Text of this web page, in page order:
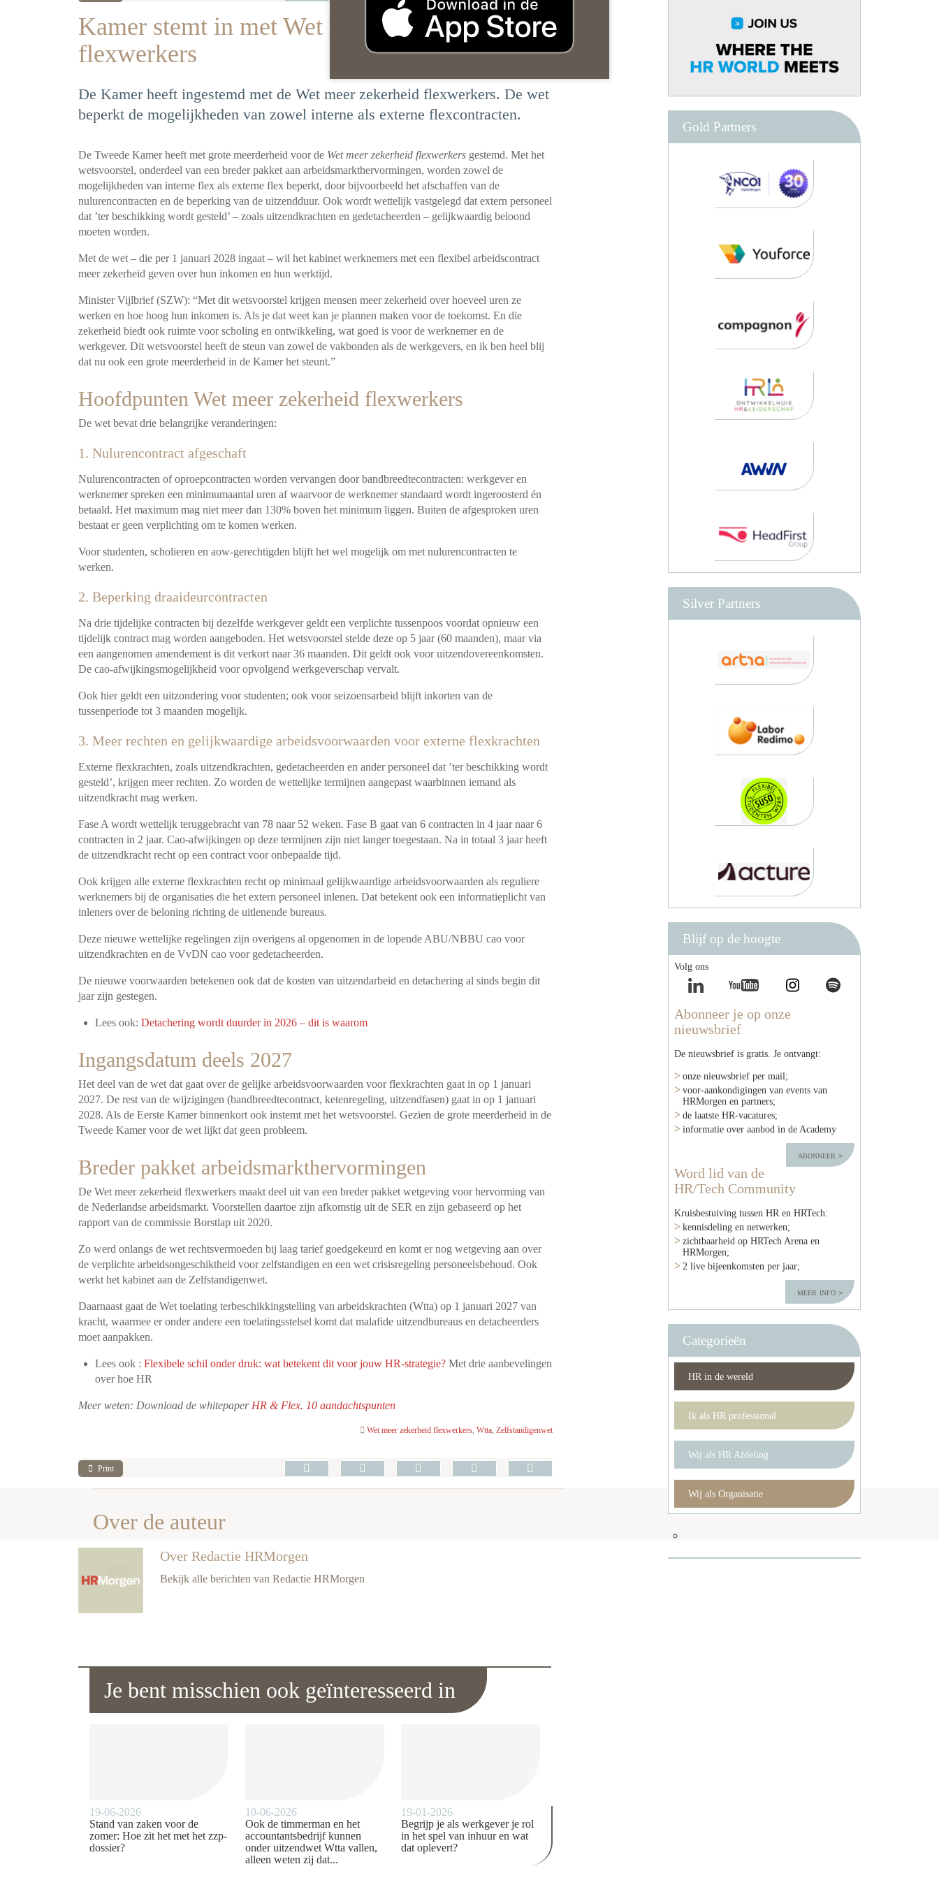
Kamer stemt in met Wet meer zekerheid
flexwerkers
De Kamer heeft ingestemd met de Wet meer zekerheid flexwerkers. De wet
beperkt de mogelijkheden van zowel interne als externe flexcontracten.
De Tweede Kamer heeft met grote meerderheid voor de Wet meer zekerheid flexwerkers gestemd. Met het
wetsvoorstel, onderdeel van een breder pakket aan arbeidsmarkthervormingen, worden zowel de
mogelijkheden van interne flex als externe flex beperkt, door bijvoorbeeld het afschaffen van de
nulurencontracten en de beperking van de uitzendduur. Ook wordt wettelijk vastgelegd dat extern personeel
dat ’ter beschikking wordt gesteld’ – zoals uitzendkrachten en gedetacheerden – gelijkwaardig beloond
moeten worden.
Met de wet – die per 1 januari 2028 ingaat – wil het kabinet werknemers met een flexibel arbeidscontract
meer zekerheid geven over hun inkomen en hun werktijd.
Minister Vijlbrief (SZW): “Met dit wetsvoorstel krijgen mensen meer zekerheid over hoeveel uren ze
werken en hoe hoog hun inkomen is. Als je dat weet kan je plannen maken voor de toekomst. En die
zekerheid biedt ook ruimte voor scholing en ontwikkeling, wat goed is voor de werknemer en de
werkgever. Dit wetsvoorstel heeft de steun van zowel de vakbonden als de werkgevers, en ik ben heel blij
dat nu ook een grote meerderheid in de Kamer het steunt.”
Hoofdpunten Wet meer zekerheid flexwerkers
De wet bevat drie belangrijke veranderingen:
1. Nulurencontract afgeschaft
Nulurencontracten of oproepcontracten worden vervangen door bandbreedtecontracten: werkgever en
werknemer spreken een minimumaantal uren af waarvoor de werknemer standaard wordt ingeroosterd én
betaald. Het maximum mag niet meer dan 130% boven het minimum liggen. Buiten de afgesproken uren
bestaat er geen verplichting om te komen werken.
Voor studenten, scholieren en aow-gerechtigden blijft het wel mogelijk om met nulurencontracten te
werken.
2. Beperking draaideurcontracten
Na drie tijdelijke contracten bij dezelfde werkgever geldt een verplichte tussenpoos voordat opnieuw een
tijdelijk contract mag worden aangeboden. Het wetsvoorstel stelde deze op 5 jaar (60 maanden), maar via
een aangenomen amendement is dit verkort naar 36 maanden. Dit geldt ook voor uitzendovereenkomsten.
De cao-afwijkingsmogelijkheid voor opvolgend werkgeverschap vervalt.
Ook hier geldt een uitzondering voor studenten; ook voor seizoensarbeid blijft inkorten van de
tussenperiode tot 3 maanden mogelijk.
3. Meer rechten en gelijkwaardige arbeidsvoorwaarden voor externe flexkrachten
Externe flexkrachten, zoals uitzendkrachten, gedetacheerden en ander personeel dat ’ter beschikking wordt
gesteld’, krijgen meer rechten. Zo worden de wettelijke termijnen aangepast waarbinnen iemand als
uitzendkracht mag werken.
Fase A wordt wettelijk teruggebracht van 78 naar 52 weken. Fase B gaat van 6 contracten in 4 jaar naar 6
contracten in 2 jaar. Cao-afwijkingen op deze termijnen zijn niet langer toegestaan. Na in totaal 3 jaar heeft
de uitzendkracht recht op een contract voor onbepaalde tijd.
Ook krijgen alle externe flexkrachten recht op minimaal gelijkwaardige arbeidsvoorwaarden als reguliere
werknemers bij de organisaties die het extern personeel inlenen. Dat betekent ook een informatieplicht van
inleners over de beloning richting de uitlenende bureaus.
Deze nieuwe wettelijke regelingen zijn overigens al opgenomen in de lopende ABU/NBBU cao voor
uitzendkrachten en de VvDN cao voor gedetacheerden.
De nieuwe voorwaarden betekenen ook dat de kosten van uitzendarbeid en detachering al sinds begin dit
jaar zijn gestegen.
Lees ook: Detachering wordt duurder in 2026 – dit is waarom
Ingangsdatum deels 2027
Het deel van de wet dat gaat over de gelijke arbeidsvoorwaarden voor flexkrachten gaat in op 1 januari
2027. De rest van de wijzigingen (bandbreedtecontract, ketenregeling, uitzendfasen) gaat in op 1 januari
2028. Als de Eerste Kamer binnenkort ook instemt met het wetsvoorstel. Gezien de grote meerderheid in de
Tweede Kamer voor de wet lijkt dat geen probleem.
Breder pakket arbeidsmarkthervormingen
De Wet meer zekerheid flexwerkers maakt deel uit van een breder pakket wetgeving voor hervorming van
de Nederlandse arbeidsmarkt. Voorstellen daartoe zijn afkomstig uit de SER en zijn gebaseerd op het
rapport van de commissie Borstlap uit 2020.
Zo werd onlangs de wet rechtsvermoeden bij laag tarief goedgekeurd en komt er nog wetgeving aan over
de verplichte arbeidsongeschiktheid voor zelfstandigen en een wet crisisregeling personeelsbehoud. Ook
werkt het kabinet aan de Zelfstandigenwet.
Daarnaast gaat de Wet toelating terbeschikkingstelling van arbeidskrachten (Wtta) op 1 januari 2027 van
kracht, waarmee er onder andere een toelatingsstelsel komt dat malafide uitzendbureaus en detacheerders
moet aanpakken.
Lees ook : Flexibele schil onder druk: wat betekent dit voor jouw HR-strategie? Met drie aanbevelingen
over hoe HR
Meer weten: Download de whitepaper HR & Flex. 10 aandachtspunten
Wet meer zekerheid flexwerkers ,Wtta Zelfstandigenwet
Print
Over de auteur
Over Redactie HRMorgen
Bekijk alle berichten van Redactie HRMorgen
Je bent misschien ook geïnteresseerd in
19-06-2026
Stand van zaken voor de
zomer: Hoe zit het met het zzp-
dossier?
10-06-2026
Ook de timmerman en het
accountantsbedrijf kunnen
onder uitzendwet Wtta vallen,
alleen weten zij dat...
19-01-2026
Begrijp je als werkgever je rol
in het spel van inhuur en wat
dat oplevert?
Gold Partners
Silver Partners
Blijf op de hoogte
Volg ons
Abonneer je op onze
nieuwsbrief
De nieuwsbrief is gratis. Je ontvangt:
onze nieuwsbrief per mail;
voor-aankondigingen van events van
HRMorgen en partners;
de laatste HR-vacatures;
informatie over aanbod in de Academy
abonneer
Word lid van de
HR/Tech Community
Kruisbestuiving tussen HR en HRTech:
kennisdeling en netwerken;
zichtbaarheid op HRTech Arena en
HRMorgen;
2 live bijeenkomsten per jaar;
meer info
Categorieën
HR in de wereld
Ik als HR professional
Wij als HR Afdeling
Wij als Organisatie